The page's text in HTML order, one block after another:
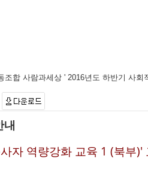
조합 사람과세상 ' 2016년도 하반기 사
내
자 역량강화 교육 1 (북부)'